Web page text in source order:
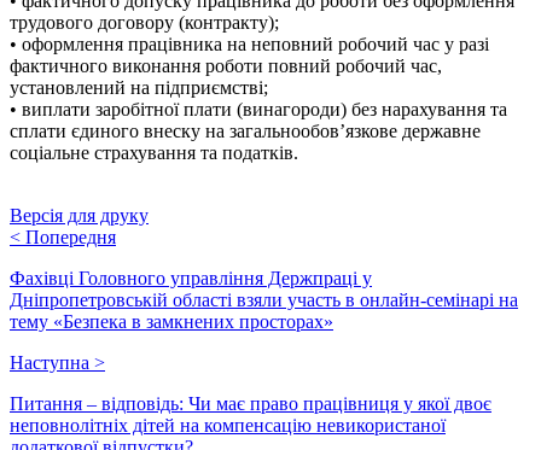
трудового договору (контракту);
• оформлення працівника на неповний робочий час у разі
фактичного виконання роботи повний робочий час,
установлений на підприємстві;
• виплати заробітної плати (винагороди) без нарахування та
сплати єдиного внеску на загальнообов’язкове державне
соціальне страхування та податків.
Версія для друку
< Попередня
Фахівці Головного управління Держпраці у
Дніпропетровській області взяли участь в онлайн-семінарі на
тему «Безпека в замкнених просторах»
Наступна >
Питання – відповідь: Чи має право працівниця у якої двоє
неповнолітніх дітей на компенсацію невикористаної